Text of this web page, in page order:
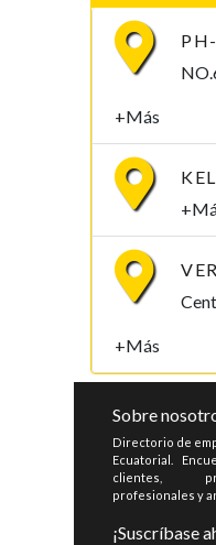
+Más
+Más
Sobre
Directorio de
Ecuatorial.
clientes,
profesionales y
¡Suscríbase